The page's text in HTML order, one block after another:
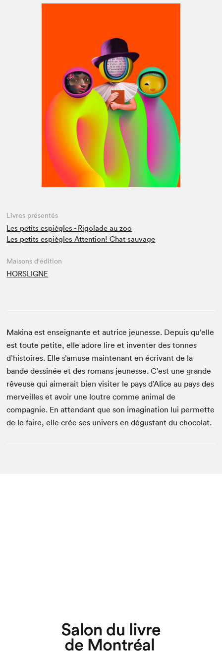
Espace médias
Livres présentés
Les petits espiègles - Rigolade au zoo
Les petits espiègles Attention! Chat sauvage
Maisons d'édition
HORSLIGNE
Makina est enseignante et autrice jeunesse. Depuis qu’elle
est toute petite, elle adore lire et inventer des tonnes
d’histoires. Elle s’amuse maintenant en écrivant de la
bande dessinée et des romans jeunesse. C’est une grande
rêveuse qui aimerait bien visiter le pays d’Alice au pays des
merveilles et avoir une loutre comme animal de
compagnie. En attendant que son imagination lui permette
de le faire, elle crée ses univers en dégustant du chocolat.